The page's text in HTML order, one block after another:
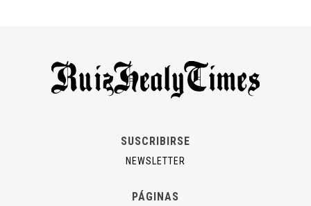
SUSCRIBIRSE
NEWSLETTER
PÁGINAS